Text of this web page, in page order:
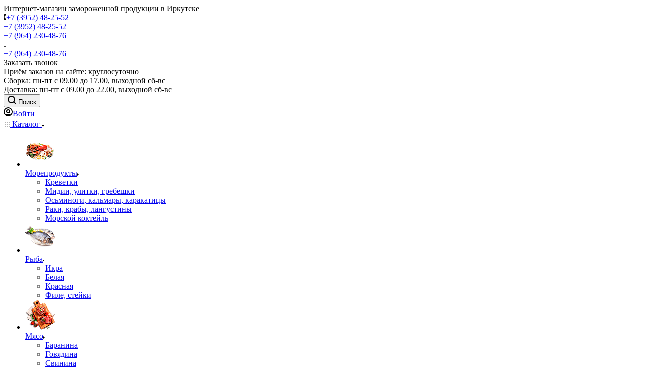
Интернет-магазин замороженной продукции в Иркутске
+7 (3952) 48-25-52
+7 (3952) 48-25-52
+7 (964) 230-48-76
+7 (964) 230-48-76
Заказать звонок
Приём заказов на сайте: круглосуточно
Сборка: пн-пт с 09.00 до 17.00, выходной сб-вс
Доставка: пн-пт с 09.00 до 22.00, выходной сб-вс
Поиск
Войти
Каталог
Морепродукты
Креветки
Мидии, улитки, гребешки
Осьминоги, кальмары, каракатицы
Раки, крабы, лангустины
Морской коктейль
Рыба
Икра
Белая
Красная
Филе, стейки
Мясо
Баранина
Говядина
Свинина